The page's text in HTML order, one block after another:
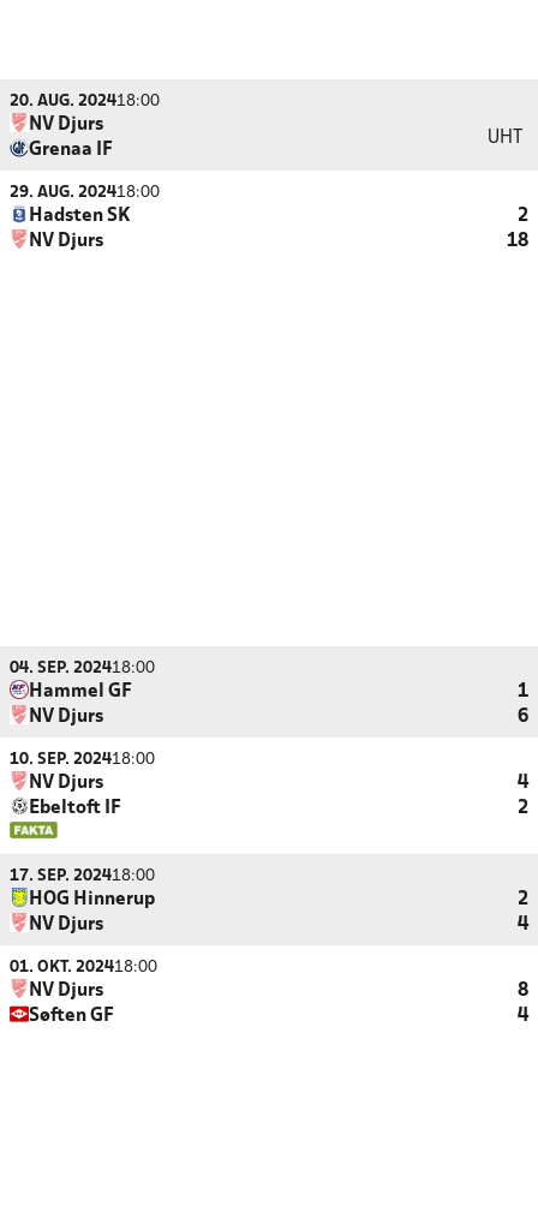
20. AUG. 202418:00
NV Djurs
Grenaa IF
UHT
29. AUG. 202418:00
Hadsten SK
2
NV Djurs
18
04. SEP. 202418:00
Hammel GF
1
NV Djurs
6
10. SEP. 202418:00
NV Djurs
4
Ebeltoft IF
2
17. SEP. 202418:00
HOG Hinnerup
2
NV Djurs
4
01. OKT. 202418:00
NV Djurs
8
Søften GF
4